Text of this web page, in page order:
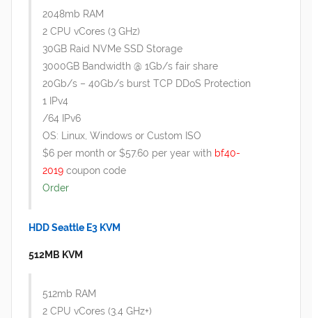
2048mb RAM
2 CPU vCores (3 GHz)
30GB Raid NVMe SSD Storage
3000GB Bandwidth @ 1Gb/s fair share
20Gb/s – 40Gb/s burst TCP DDoS Protection
1 IPv4
/64 IPv6
OS: Linux, Windows or Custom ISO
$6 per month or $57.60 per year with bf40-
2019 coupon code
Order
HDD Seattle E3 KVM
512MB KVM
512mb RAM
2 CPU vCores (3.4 GHz+)